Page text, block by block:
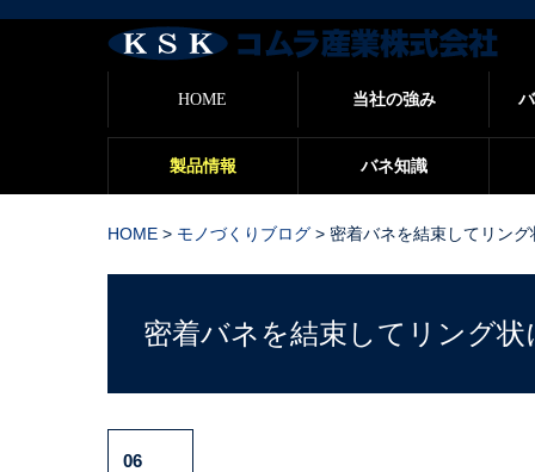
HOME 当社の強み
製品情報 バネ知識
HOME > モノづくりブログ > 密着バネを結束してリン
密着バネを結束してリング状
06